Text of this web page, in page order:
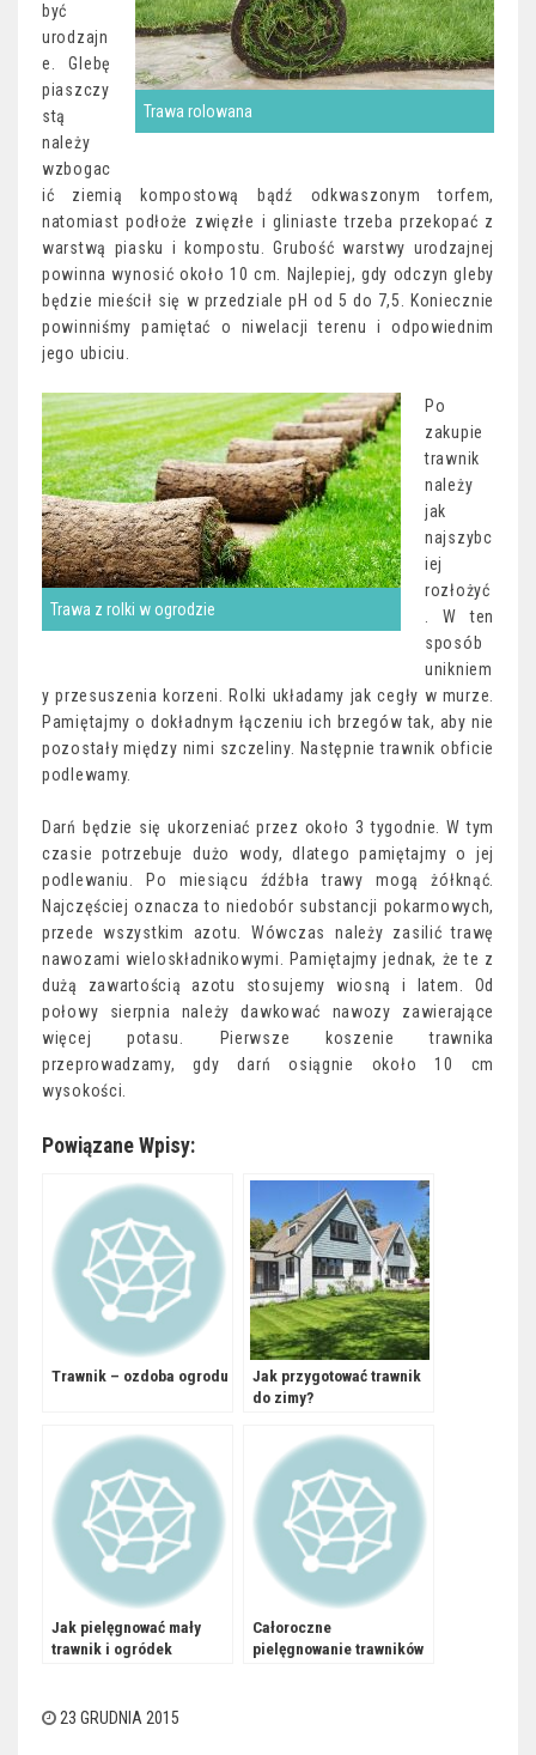
Trawa rolowana
być
urodzajn
e. Glebę
piaszczy
stą
należy
wzbogac
ić ziemią kompostową bądź odkwaszonym torfem,
natomiast podłoże zwięzłe i gliniaste trzeba przekopać z
warstwą piasku i kompostu. Grubość warstwy urodzajnej
powinna wynosić około 10 cm. Najlepiej, gdy odczyn gleby
będzie mieścił się w przedziale pH od 5 do 7,5. Koniecznie
powinniśmy pamiętać o niwelacji terenu i odpowiednim
jego ubiciu.
Trawa z rolki w ogrodzie
Po
zakupie
trawnik
należy
jak
najszybc
iej
rozłożyć
. W ten
sposób
unikniem
y przesuszenia korzeni. Rolki układamy jak cegły w murze.
Pamiętajmy o dokładnym łączeniu ich brzegów tak, aby nie
pozostały między nimi szczeliny. Następnie trawnik obficie
podlewamy.
Darń będzie się ukorzeniać przez około 3 tygodnie. W tym
czasie potrzebuje dużo wody, dlatego pamiętajmy o jej
podlewaniu. Po miesiącu źdźbła trawy mogą żółknąć.
Najczęściej oznacza to niedobór substancji pokarmowych,
przede wszystkim azotu. Wówczas należy zasilić trawę
nawozami wieloskładnikowymi. Pamiętajmy jednak, że te z
dużą zawartością azotu stosujemy wiosną i latem. Od
połowy sierpnia należy dawkować nawozy zawierające
więcej potasu. Pierwsze koszenie trawnika
przeprowadzamy, gdy darń osiągnie około 10 cm
wysokości.
Powiązane Wpisy:
Trawnik – ozdoba ogrodu
Jak przygotować trawnik
do zimy?
Jak pielęgnować mały
trawnik i ogródek
Całoroczne
pielęgnowanie trawników
23 GRUDNIA 2015